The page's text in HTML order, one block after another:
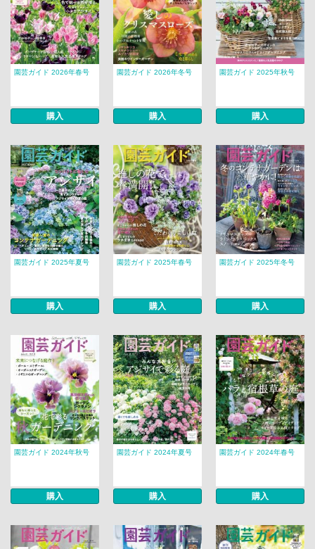
園芸ガイド 2026年春号
購入
園芸ガイド 2026年冬号
購入
園芸ガイド 2025年秋号
購入
園芸ガイド 2025年夏号
購入
園芸ガイド 2025年春号
購入
園芸ガイド 2025年冬号
購入
園芸ガイド 2024年秋号
購入
園芸ガイド 2024年夏号
購入
園芸ガイド 2024年春号
購入